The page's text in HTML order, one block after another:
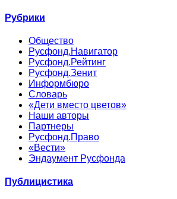
Рубрики
Общество
Русфонд.Навигатор
Русфонд.Рейтинг
Русфонд.Зенит
Информбюро
Словарь
«Дети вместо цветов»
Наши авторы
Партнеры
Русфонд.Право
«Вести»
Эндаумент Русфонда
Публицистика